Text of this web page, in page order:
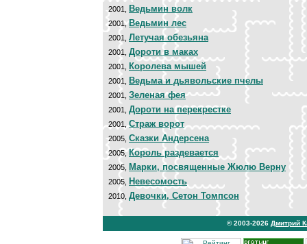
2001, Ведьмин волк
2001,Ведьмин лес
2001, Летучая обезьяна
2001, Дороти в маках
2001, Королева мышей
2001, Ведьма и дьявольские пчелы
2001, Зеленая фея
2001, Дороти на перекрестке
2001,Страж ворот
2005, Сказки Андерсена
2005, Король раздевается
2005, Марки, посвященные Жюлю Верну
2005, Невесомость
2010, Девочки, Сетон Томпсон
© 2003-2026 Дмитрий